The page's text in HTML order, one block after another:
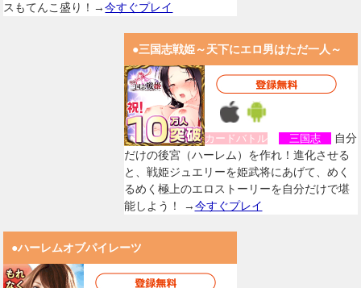
スもてんこ盛り！→今すぐプレイ
●三国志戦姫～天下にエロ男はただ一人～
カードバトル 三国志
自分
だけの後宮（ハーレム）を作れ！進化させる
と、戦姫ジュエリーを姫武将にあげて、めく
るめく極上のエロストーリーを自分だけで堪
能しよう！ →今すぐプレイ
●ハーレムオブパイレーツ